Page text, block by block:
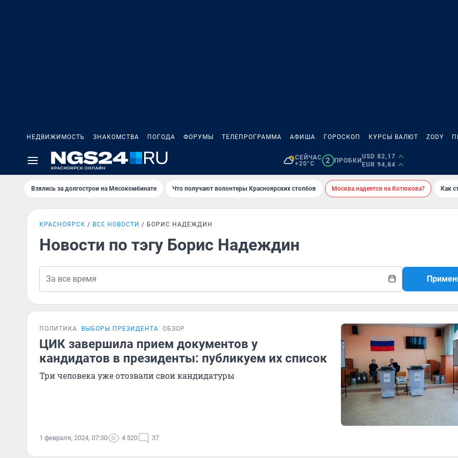
НЕДВИЖИМОСТЬ ЗНАКОМСТВА ПОГОДА ФОРУМЫ ТЕЛЕПРОГРАММА АФИША ГОРОСКОП КУРСЫ ВАЛЮТ ZODY
СЕЙЧАС
+20°C
2 ПРОБКИ
USD 82,17
EUR 94,84
Взялись за долгострои на Мясокомбинате Что получают волонтеры Красноярских столбов Москва надеется на Котюкова? Как
КРАСНОЯРСК ВСЕ НОВОСТИ БОРИС НАДЕЖДИН
Новости по тэгу Борис Надеждин
ПОЛИТИКА ВЫБОРЫ ПРЕЗИДЕНТА ОБЗОР
ЦИК завершила прием документов у
кандидатов в президенты: публикуем их список
Три человека уже отозвали свои кандидатуры
1 февраля, 2024, 07:30 4 520 37